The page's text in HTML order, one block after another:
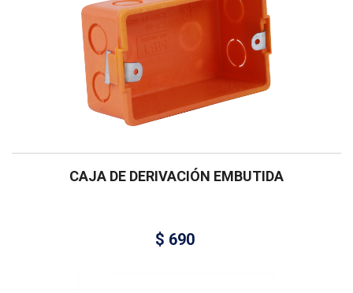
CAJA DE DERIVACIÓN EMBUTIDA
$ 690